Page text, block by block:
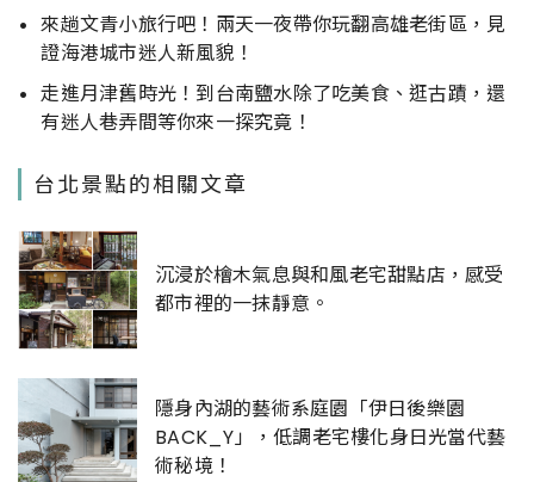
來趟文青小旅行吧！兩天一夜帶你玩翻高雄老街區，見
證海港城市迷人新風貌！
走進月津舊時光！到台南鹽水除了吃美食、逛古蹟，還
有迷人巷弄間等你來一探究竟！
台北景點的相關文章
沉浸於檜木氣息與和風老宅甜點店，感受
都市裡的一抹靜意。
隱身內湖的藝術系庭園「伊日後樂園
BACK_Y」，低調老宅樓化身日光當代藝
術秘境！